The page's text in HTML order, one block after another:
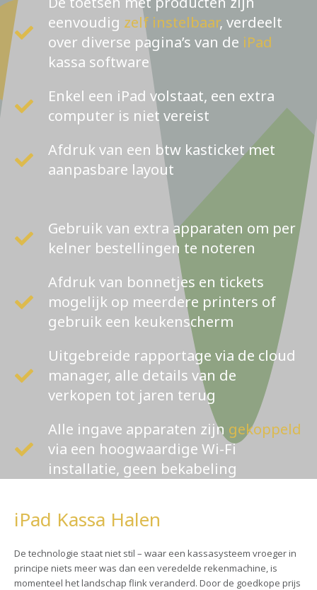
eenvoudig zelf instelbaar, verdeelt
over diverse pagina’s van de iPad
kassa software
Enkel een iPad volstaat, een extra
computer is niet vereist
Afdruk van een btw kasticket met
aanpasbare layout
Gebruik van extra apparaten om per
kelner bestellingen te noteren
Afdruk van bonnetjes en tickets
mogelijk op meerdere printers of
gebruik een keukenscherm
Uitgebreide rapportage via de cloud
manager, alle details van de
verkopen tot jaren terug
Alle ingave apparaten zijn gekoppeld
via een hoogwaardige Wi-Fi
installatie, geen bekabeling
iPad Kassa Halen
De technologie staat niet stil – waar een kassasysteem vroeger in
principe niets meer was dan een veredelde rekenmachine, is
momenteel het landschap flink veranderd. Door de goedkope prijs